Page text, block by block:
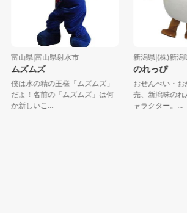
富山県|富山県射水市
ムズムズ
僕は水の精の王様「ムズムズ」
だよ！名前の「ムズムズ」は何
か新しいこ...
新潟県|(株)新潟味
のれっぴ
おせんべい・おか
売、新潟味のれん
ャラクター。...